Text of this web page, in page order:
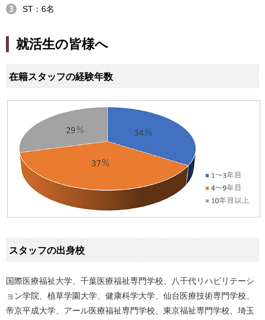
ST：6名
就活生の皆様へ
在籍スタッフの経験年数
スタッフの出身校
国際医療福祉大学、千葉医療福祉専門学校、八千代リハビリテーシ
ョン学院、植草学園大学、健康科学大学、仙台医療技術専門学校、
帝京平成大学、アール医療福祉専門学校、東京福祉専門学校、埼玉